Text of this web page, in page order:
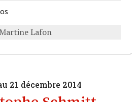
Lafon
21 décembre 2014